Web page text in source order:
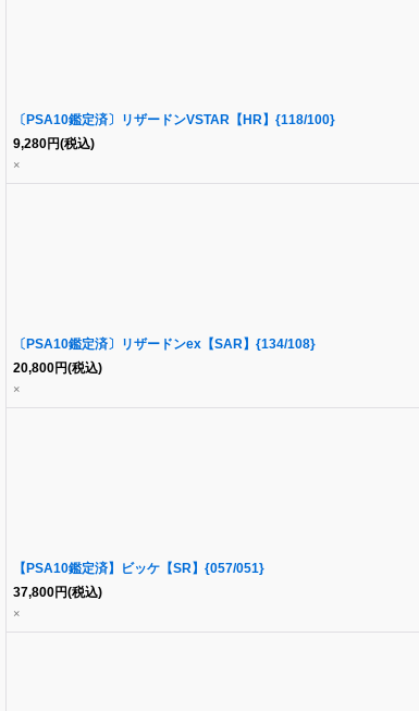
〔PSA10鑑定済〕リザードンVSTAR【HR】{118/100}
9,280円(税込)
×
〔PSA10鑑定済〕リザードンex【SAR】{134/108}
20,800円(税込)
×
【PSA10鑑定済】ビッケ【SR】{057/051}
37,800円(税込)
×